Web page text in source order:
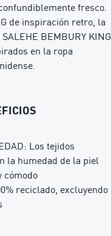
fresco.
de inspiración retro, la
BEMBURY KING
en la ropa
Los tejidos
la humedad de la piel
cómodo
reciclado, excluyendo